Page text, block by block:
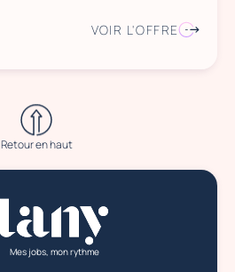
VOIR L'OFFRE
Retour en haut
Mes jobs, mon rythme